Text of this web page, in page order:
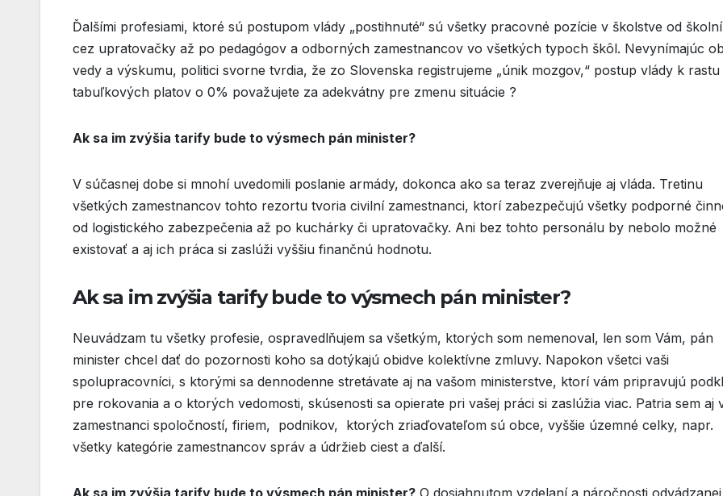
Ďalšími profesiami, ktoré sú postupom vlády „postihnuté“ sú všetky pracovné pozície v školstve od
cez upratovačky až po pedagógov a odborných zamestnancov vo všetkých typoch škôl. Nevynímajúc
vedy a výskumu, politici svorne tvrdia, že zo Slovenska registrujeme „únik mozgov,“ postup vlády k rastu
tabuľkových platov o 0% považujete za adekvátny pre zmenu situácie ?
Ak sa im zvýšia tarify bude to výsmech pán minister?
V súčasnej dobe si mnohí uvedomili poslanie armády, dokonca ako sa teraz zverejňuje aj vláda. Tretinu
všetkých zamestnancov tohto rezortu tvoria civilní zamestnanci, ktorí zabezpečujú všetky podporné
od logistického zabezpečenia až po kuchárky či upratovačky. Ani bez tohto personálu by nebolo možné
existovať a aj ich práca si zaslúži vyššiu finančnú hodnotu.
Ak sa im zvýšia tarify bude to výsmech pán minister?
Neuvádzam tu všetky profesie, ospravedlňujem sa všetkým, ktorých som nemenoval, len som Vám, pán
minister chcel dať do pozornosti koho sa dotýkajú obidve kolektívne zmluvy. Napokon všetci vaši
spolupracovníci, s ktorými sa dennodenne stretávate aj na vašom ministerstve, ktorí vám pripravujú
pre rokovania a o ktorých vedomosti, skúsenosti sa opierate pri vašej práci si zaslúžia viac. Patria sem aj
zamestnanci spoločností, firiem, podnikov, ktorých zriaďovateľom sú obce, vyššie územné celky, napr.
všetky kategórie zamestnancov správ a údržieb ciest a ďalší.